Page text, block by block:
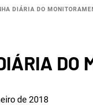
DIÁRIA DO
DO
de 2018